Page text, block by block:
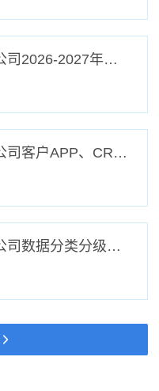
杭州工商信托股份有限公司2026-2027年度财务报告审计服务采购项目成交结果公示
杭州工商信托股份有限公司客户APP、CRM和移动CRM系统、企业微信会话存档功能维护服务采购项目成交结果公示
杭州工商信托股份有限公司数据分类分级一期优化建设项目竞争性磋商公告